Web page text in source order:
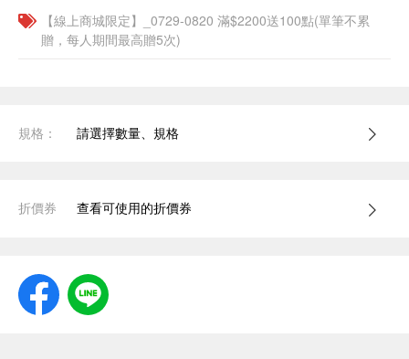
【線上商城限定】_0729-0820 滿$2200送100點(單筆不累
贈，每人期間最高贈5次)
規格： 請選擇數量、規格
折價券 查看可使用的折價券